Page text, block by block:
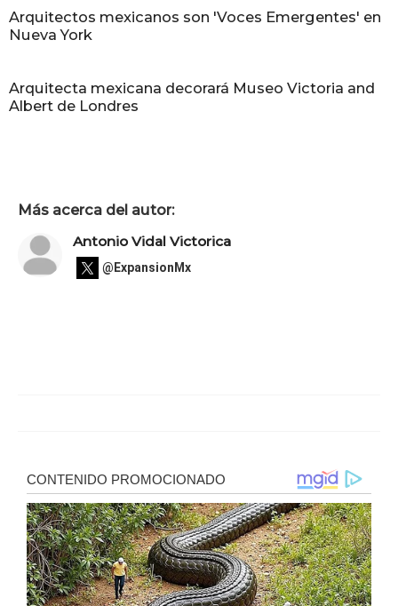
Arquitectos mexicanos son 'Voces Emergentes' en
Nueva York
Arquitecta mexicana decorará Museo Victoria and
Albert de Londres
Más acerca del autor:
Antonio Vidal Victorica
@ExpansionMx